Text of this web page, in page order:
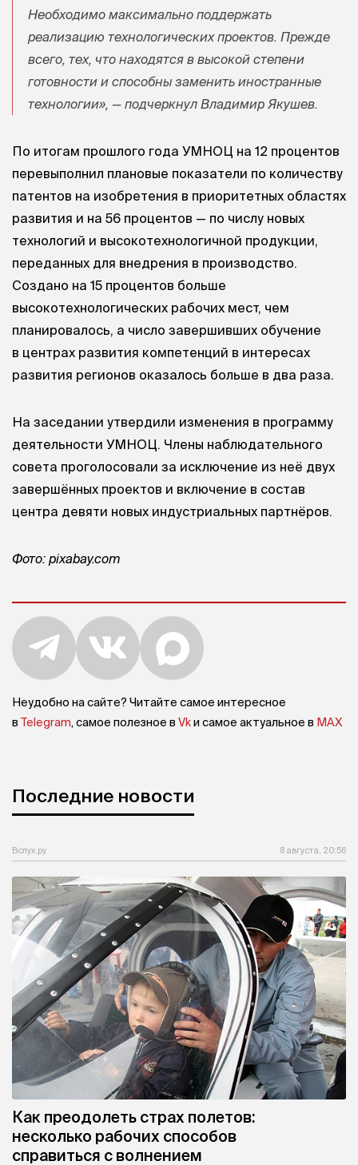
Необходимо максимально поддержать
реализацию технологических проектов. Прежде
всего, тех, что находятся в высокой степени
готовности и способны заменить иностранные
технологии», — подчеркнул Владимир Якушев.
По итогам прошлого года УМНОЦ на 12 процентов
перевыполнил плановые показатели по количеству
патентов на изобретения в приоритетных областях
развития и на 56 процентов — по числу новых
технологий и высокотехнологичной продукции,
переданных для внедрения в производство.
Создано на 15 процентов больше
высокотехнологических рабочих мест, чем
планировалось, а число завершивших обучение
в центрах развития компетенций в интересах
развития регионов оказалось больше в два раза.
На заседании утвердили изменения в программу
деятельности УМНОЦ. Члены наблюдательного
совета проголосовали за исключение из неё двух
завершённых проектов и включение в состав
центра девяти новых индустриальных партнёров.
Фото: pixabay.com
Неудобно на сайте? Читайте самое интересное
в Telegram, самое полезное в Vkи самое актуальное в MAX
Последние новости
Вслух.ру 8 августа, 20:56
Как преодолеть страх полетов:
несколько рабочих способов
справиться с волнением